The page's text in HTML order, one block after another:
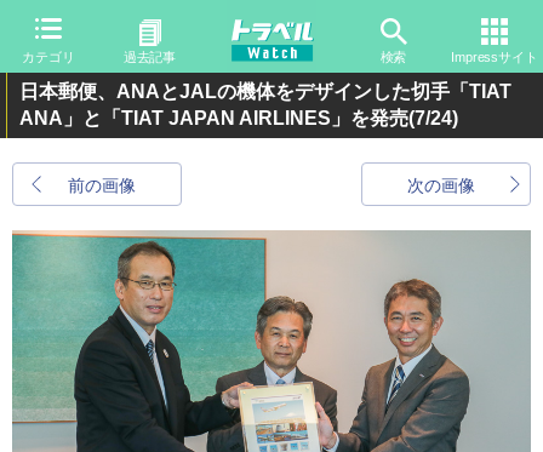
カテゴリ 過去記事 検索 Impressサイト
日本郵便、ANAとJALの機体をデザインした切手「TIAT
ANA」と「TIAT JAPAN AIRLINES」を発売(7/24)
前の画像 次の画像